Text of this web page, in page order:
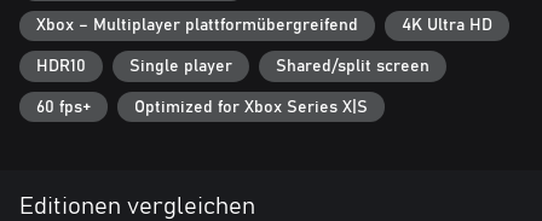
Alle im Season Pass enthaltenen Inhalte werden bis September
2025 veröffentlicht.
Xbox – Multiplayer plattformübergreifend 4K Ultra HD
HDR10 Single player Shared/split screen
60 fps+ Optimized for Xbox Series X|S
Editionen vergleichen